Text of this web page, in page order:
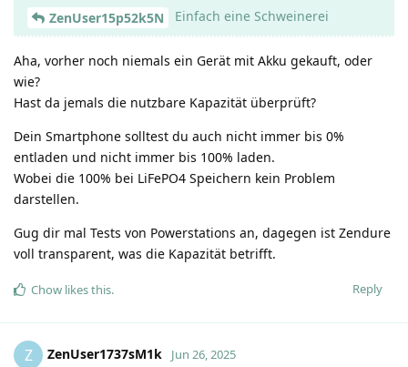
ZenUser15p52k5N Einfach eine Schweinerei
Aha, vorher noch niemals ein Gerät mit Akku gekauft, oder
wie?
Hast da jemals die nutzbare Kapazität überprüft?
Dein Smartphone solltest du auch nicht immer bis 0%
entladen und nicht immer bis 100% laden.
Wobei die 100% bei LiFePO4 Speichern kein Problem
darstellen.
Gug dir mal Tests von Powerstations an, dagegen ist Zendure
voll transparent, was die Kapazität betrifft.
Reply
Chow likes this.
Z ZenUser1737sM1k Jun 26, 2025